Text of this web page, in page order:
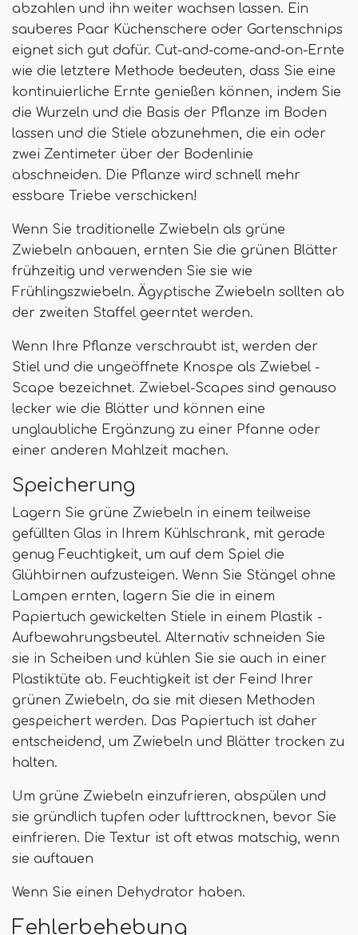
abzahlen und ihn weiter wachsen lassen. Ein
sauberes Paar Küchenschere oder Gartenschnips
eignet sich gut dafür. Cut-and-come-and-on-Ernte
wie die letztere Methode bedeuten, dass Sie eine
kontinuierliche Ernte genießen können, indem Sie
die Wurzeln und die Basis der Pflanze im Boden
lassen und die Stiele abzunehmen, die ein oder
zwei Zentimeter über der Bodenlinie
abschneiden. Die Pflanze wird schnell mehr
essbare Triebe verschicken!
Wenn Sie traditionelle Zwiebeln als grüne
Zwiebeln anbauen, ernten Sie die grünen Blätter
frühzeitig und verwenden Sie sie wie
Frühlingszwiebeln. Ägyptische Zwiebeln sollten ab
der zweiten Staffel geerntet werden.
Wenn Ihre Pflanze verschraubt ist, werden der
Stiel und die ungeöffnete Knospe als Zwiebel -
Scape bezeichnet. Zwiebel-Scapes sind genauso
lecker wie die Blätter und können eine
unglaubliche Ergänzung zu einer Pfanne oder
einer anderen Mahlzeit machen.
Speicherung
Lagern Sie grüne Zwiebeln in einem teilweise
gefüllten Glas in Ihrem Kühlschrank, mit gerade
genug Feuchtigkeit, um auf dem Spiel die
Glühbirnen aufzusteigen. Wenn Sie Stängel ohne
Lampen ernten, lagern Sie die in einem
Papiertuch gewickelten Stiele in einem Plastik -
Aufbewahrungsbeutel. Alternativ schneiden Sie
sie in Scheiben und kühlen Sie sie auch in einer
Plastiktüte ab. Feuchtigkeit ist der Feind Ihrer
grünen Zwiebeln, da sie mit diesen Methoden
gespeichert werden. Das Papiertuch ist daher
entscheidend, um Zwiebeln und Blätter trocken zu
halten.
Um grüne Zwiebeln einzufrieren, abspülen und
sie gründlich tupfen oder lufttrocknen, bevor Sie
einfrieren. Die Textur ist oft etwas matschig, wenn
sie auftauen
Wenn Sie einen Dehydrator haben.
Fehlerbehebung